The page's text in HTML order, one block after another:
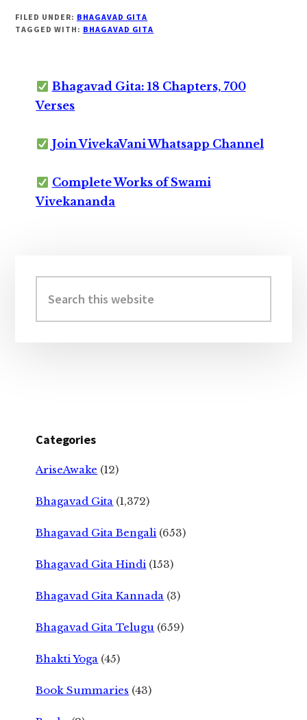
FILED UNDER: BHAGAVAD GITA
TAGGED WITH: BHAGAVAD GITA
Bhagavad Gita: 18 Chapters, 700
Verses
Join VivekaVani Whatsapp Channel
Complete Works of Swami
Vivekananda
Sidebar
this
website
Categories
AriseAwake (12)
Bhagavad Gita (1,372)
Bhagavad Gita Bengali (653)
Bhagavad Gita Hindi (153)
Bhagavad Gita Kannada (3)
Bhagavad Gita Telugu (659)
Bhakti Yoga (45)
Book Summaries (43)